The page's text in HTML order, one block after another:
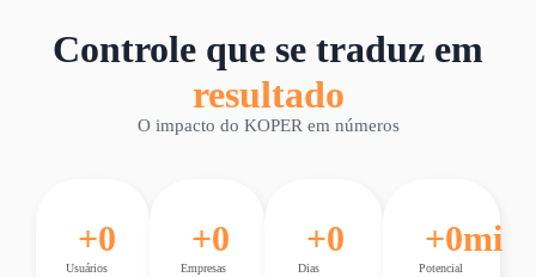
Controle que se traduz em
resultado
O impacto do KOPER em números
Usuários
+0
Empresas
+0
Dias
+0
Potencial
+0mi